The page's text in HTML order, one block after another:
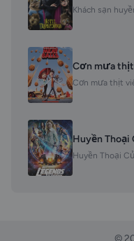
Khách sạn
Cơn mưa
Cơn mưa thịt
Huyền Thoại
Huyền Thoại
©